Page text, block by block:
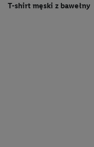
T-shirt męski z bawełny